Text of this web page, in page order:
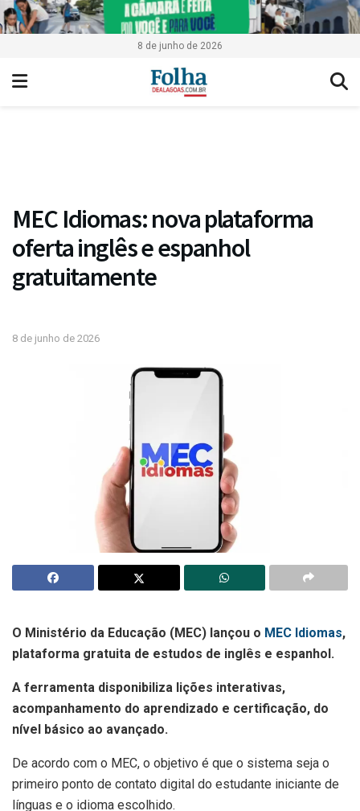
8 de junho de 2026
MEC Idiomas: nova plataforma
oferta inglês e espanhol
gratuitamente
8 de junho de 2026
O Ministério da Educação (MEC) lançou o MEC Idiomas,
plataforma gratuita de estudos de inglês e espanhol.
A ferramenta disponibiliza lições interativas,
acompanhamento do aprendizado e certificação, do
nível básico ao avançado.
De acordo com o MEC, o objetivo é que o sistema seja o
primeiro ponto de contato digital do estudante iniciante de
línguas e o idioma escolhido.